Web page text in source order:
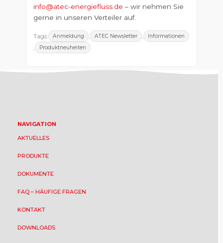
info@atec-energiefluss.de – wir nehmen Sie
gerne in unseren Verteiler auf.
Tags: Anmeldung , ATEC Newsletter , Informationen
, Produktneuheiten
NAVIGATION
AKTUELLES
PRODUKTE
DOKUMENTE
FAQ – HÄUFIGE FRAGEN
KONTAKT
DOWNLOADS